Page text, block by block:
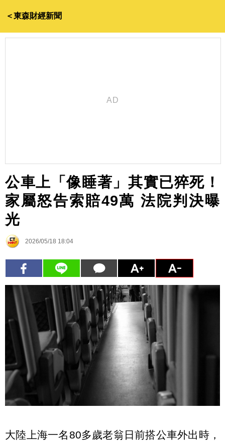
＜東森財經新聞
公車上「像睡著」其實已猝死！
家屬怒告索賠49萬 法院判決曝
光
2026/05/18 18:04
大陸上海一名80多歲老翁日前搭公車外出時，